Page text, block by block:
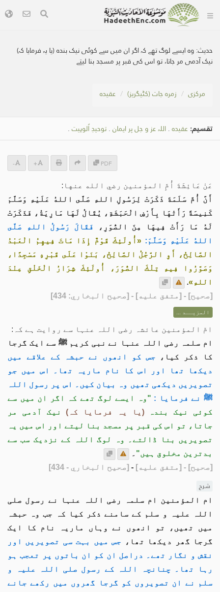
حدیث:وہ ایسے لوگ تھے کہ اگر ان میں سے کوئی نیک بندہ (یا یہ فرمایا کہ)
نیک آدمی مر جاتا، تو اس کی قبر پر مسجد بنا لیتے
مرکزی زمرہ جات (کٹیگریز) عقیدہ
تقسیم: عقیدہ . اللہ عز و جل پر ایمان . توحیدِ اُلوہیت .
PDF
+
-
عَنْ عَائِشَةَ أُمِّ المؤمنين رضي الله عنها:
أَنَّ أُمَّ سَلَمَةَ ذَكَرَتْ لِرَسُولِ اللهِ صَلَّى اللهُ عَلَيْهِ وَسَلَّمَ
كَنِيسَةً رَأَتْهَا بِأَرْضِ الْحَبَشَةِ، يُقَالُ لَهَا مَارِيَةُ، فَذَكَرَتْ
لَهُ مَا رَأَتْ فِيهَا مِنَ الصُّوَرِ،
فَقَالَ رَسُولُ اللهِ صَلَّى
اللهُ عَلَيْهِ وَسَلَّمَ: «أُولَئِكَ قَوْمٌ إِذَا مَاتَ فِيهِمُ الْعَبْدُ
الصَّالِحُ، أَوِ الرَّجُلُ الصَّالِحُ، بَنَوْا عَلَى قَبْرِهِ مَسْجِدًا،
وَصَوَّرُوا فِيهِ تِلْكَ الصُّوَرَ، أُولَئِكَ شِرَارُ الْخَلْقِ عِنْدَ
اللهِ».
[صحيح] - [متفق عليه] - [صحيح البخاري: 434]
المزيــد ...
امّ المؤمنین عائشہ رضی اللہ عنہا سے روایت ہے کہ:
ام سلمہ رضی اللہ عنہا نے نبی کریم ﷺ سے ایک گرجا
کا ذکر کیا،
جس کو انھوں نے حبشہ کے علاقے میں
دیکھا تھا اور اس کا نام ماریہ تھا۔ اس میں جو
تصویریں دیکھی تھیں وہ بیان کیں۔ اس پر رسول اللہ
ﷺ نے فرمایا : "وہ ایسے لوگ تھے کہ اگر ان میں سے
کوئی نیک بندہ(یا یہ فرمایا کہ)نیک آدمی مر
جاتا، تو اس کی قبر پر مسجد بنا لیتے اور اس میں یہ
تصویریں بنا ڈالتے۔ وہ لوگ اللہ کے نزدیک سب سے
بدترین مخلوق ہیں" ۔
[صحيح] - [متفق عليه] - [صحيح البخاري - 434]
شرح
ام المؤمنین ام سلمہ رضی اللہ عنہا نے رسول صلی
اللہ علیہ و سلم کے سامنے ذکر کیا کہ جب وہ حبشہ
میں تھیں، تو انھوں نے وہاں ماریہ نام کا ایک
گرجا گھر دیکھا تھا،
جس میں بہت سی تصویريں اور
نقش و نگار تھے۔ دراصل ان کو ان باتوں پر تعجب ہو
رہا تھا۔ چنانچہ اللہ کے رسول صلی اللہ علیہ و
سلم نے ان تصویروں کو گرجا گھروں میں رکھے جانے